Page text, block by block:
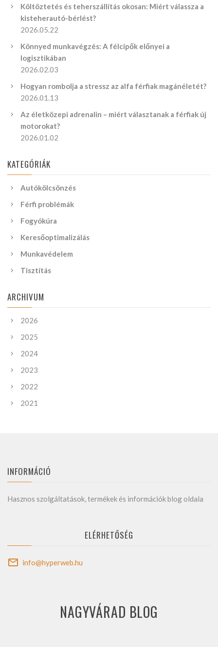
Költöztetés és teherszállítás okosan: Miért válassza a
kisteherautó-bérlést?
2026.05.22
Könnyed munkavégzés: A félcipők előnyei a
logisztikában
2026.02.03
Hogyan rombolja a stressz az alfa férfiak magánéletét?
2026.01.13
Az életközepi adrenalin – miért választanak a férfiak új
motorokat?
2026.01.02
KATEGÓRIÁK
Autókölcsönzés
Férfi problémák
Fogyókúra
Keresőoptimalizálás
Munkavédelem
Tisztítás
ARCHIVUM
2026
2025
2024
2023
2022
2021
INFORMÁCIÓ
Hasznos szolgáltatások, termékek és információk blog oldala
ELÉRHETŐSÉG
info@hyperweb.hu
NAGYVÁRAD BLOG